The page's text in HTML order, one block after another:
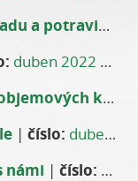
Mobilní sběr nebezpečného odpadu a potravinářských tuků a olejů
duben 2022
Harmonogram přistavení velkoobjemových kontejnerů
|číslo: duben 2022
námi |číslo: